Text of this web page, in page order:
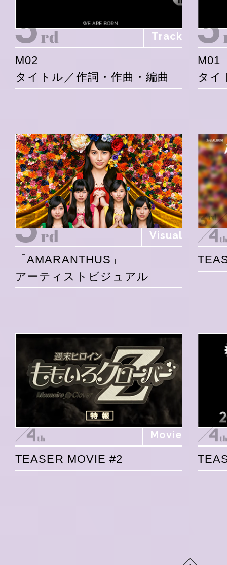
Track
M02
タイトル／作詞・作曲・編曲
M01
タイ
Visual
「AMARANTHUS」
アーティストビジュアル
Movie
TEASER MOVIE #2